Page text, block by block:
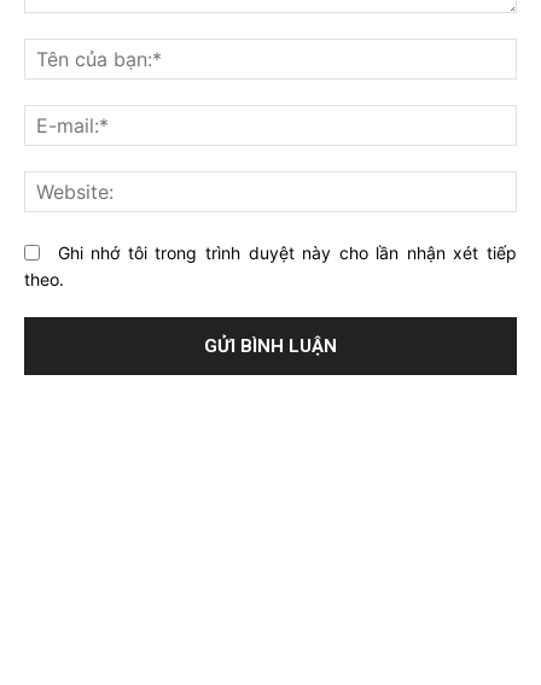
nghĩ
gì
về
bài
viết
này?
Ghi nhớ tôi trong trình duyệt này cho lần nhận xét tiếp
theo.